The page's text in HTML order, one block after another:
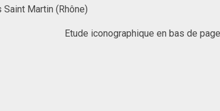
Martin (Rhône)
Etude iconographique en bas de page